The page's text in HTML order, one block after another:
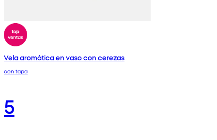
Vela aromática en vaso con cerezas
con tapa
5